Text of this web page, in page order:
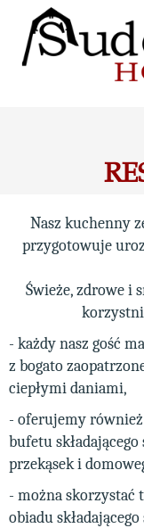
Nasz kuchenny
przygotowuje
Świeże, zdrowe i
- każdy nasz gość
z bogato
ciepłymi daniami,
- oferujemy
bufetu
przekąsek i
- można skorzystać
obiadu